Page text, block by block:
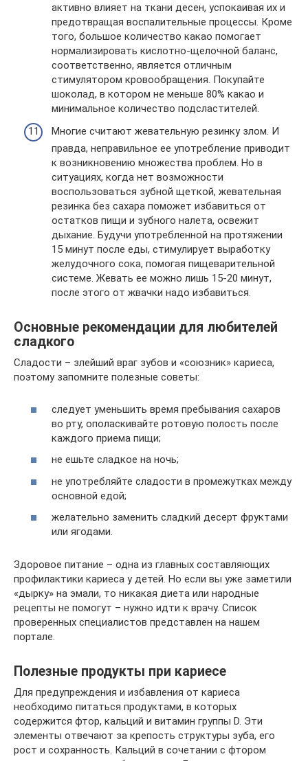
активно влияет на ткани десен, успокаивая их и
предотвращая воспалительные процессы. Кроме
того, большое количество какао помогает
нормализировать кислотно-щелочной баланс,
соответственно, является отличным
стимулятором кровообращения. Покупайте
шоколад, в котором не меньше 80% какао и
минимальное количество подсластителей.
Многие считают жевательную резинку злом. И
правда, неправильное ее употребление приводит
к возникновению множества проблем. Но в
ситуациях, когда нет возможности
воспользоваться зубной щеткой, жевательная
резинка без сахара поможет избавиться от
остатков пищи и зубного налета, освежит
дыхание. Будучи употребленной на протяжении
15 минут после еды, стимулирует выработку
желудочного сока, помогая пищеварительной
системе. Жевать ее можно лишь 15-20 минут,
после этого от жвачки надо избавиться.
Основные рекомендации для любителей
сладкого
Сладости – злейший враг зубов и «союзник» кариеса,
поэтому запомните полезные советы:
следует уменьшить время пребывания сахаров
во рту, ополаскивайте ротовую полость после
каждого приема пищи;
не ешьте сладкое на ночь;
не употребляйте сладости в промежутках между
основной едой;
желательно заменить сладкий десерт фруктами
или ягодами.
Здоровое питание – одна из главных составляющих
профилактики кариеса у детей. Но если вы уже заметили
«дырку» на эмали, то никакая диета или народные
рецепты не помогут – нужно идти к врачу. Список
проверенных специалистов представлен на нашем
портале.
Полезные продукты при кариесе
Для предупреждения и избавления от кариеса
необходимо питаться продуктами, в которых
содержится фтор, кальций и витамин группы D. Эти
элементы отвечают за крепость структуры зуба, его
рост и сохранность. Кальций в сочетании с фтором